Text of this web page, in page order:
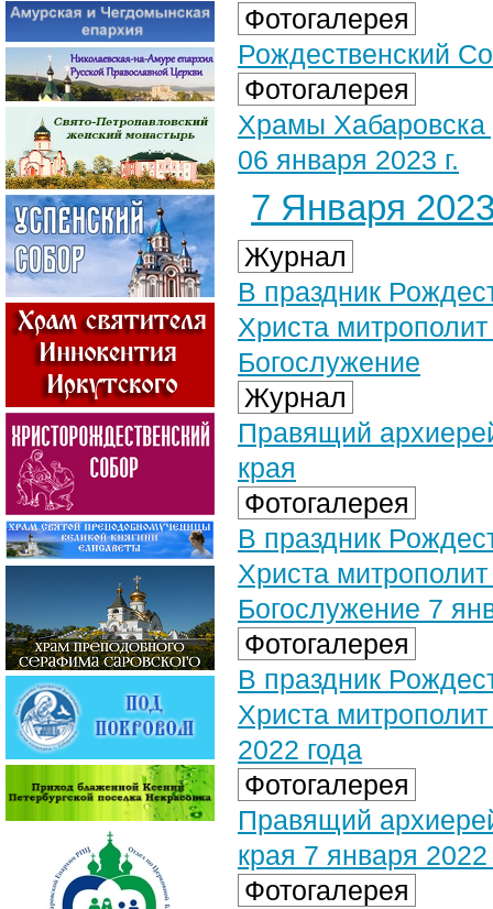
Фотогалерея
Рождественский
Фотогалерея
Храмы Хабаровска
06 января 2023 г.
7 Января 2023
Журнал
В праздник
Христа
Богослужение
Журнал
Правящий
края
Фотогалерея
В праздник
Христа
Богослужение 7
Фотогалерея
В праздник
Христа
2022 года
Фотогалерея
Правящий
края 7 января 2022
Фотогалерея